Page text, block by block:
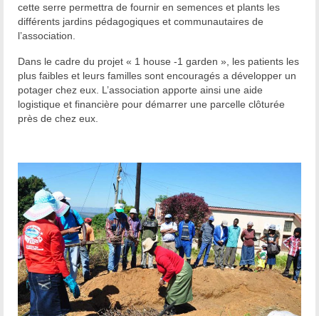
cette serre permettra de fournir en semences et plants les
différents jardins pédagogiques et communautaires de
l’association.
Dans le cadre du projet « 1 house -1 garden », les patients les
plus faibles et leurs familles sont encouragés a développer un
potager chez eux. L’association apporte ainsi une aide
logistique et financière pour démarrer une parcelle clôturée
près de chez eux.